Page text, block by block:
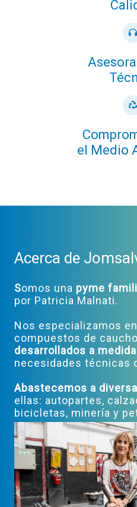
el Medio
Acerca de
Somos una pyme
por Patricia Malnati.
Nos especializamos
compuestos de
desarrollados a medida
necesidades técnicas
Abastecemos a
ellas: autopartes,
bicicletas, minería y